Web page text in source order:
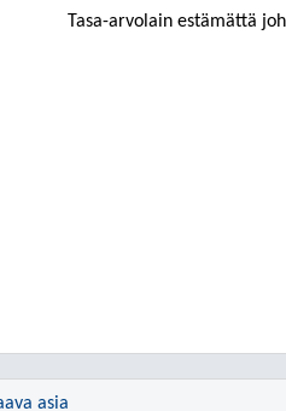
Tasa-arvolain estämättä
asia